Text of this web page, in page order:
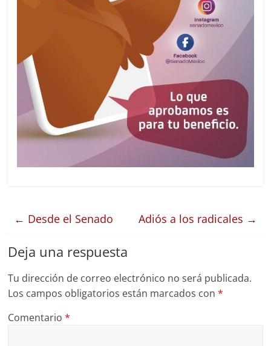
← Desde el Senado Adiós a los radicales →
Deja una respuesta
Tu dirección de correo electrónico no será publicada.
Los campos obligatorios están marcados con*
Comentario*